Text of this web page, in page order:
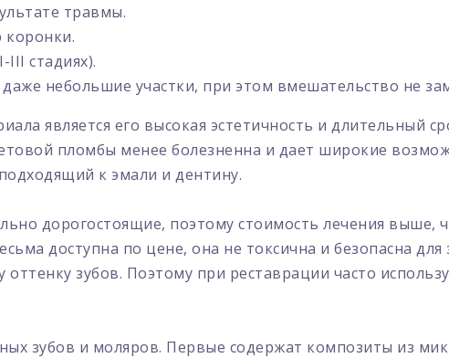
травмы.
коронки.
стадиях).
небольшие участки, при этом вмешательство не
является его высокая эстетичность и длительный
пломбы менее болезненна и дает широкие
к эмали и дентину.
дорогостоящие, поэтому стоимость лечения выше,
доступна по цене, она не токсична и безопасна для
оттенку зубов. Поэтому при реставрации часто
зубов и моляров. Первые содержат композиты из